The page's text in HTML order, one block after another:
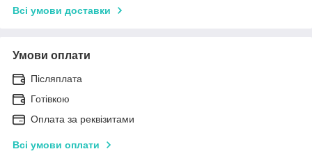
Всі умови доставки
Умови оплати
Післяплата
Готівкою
Оплата за реквізитами
Всі умови оплати